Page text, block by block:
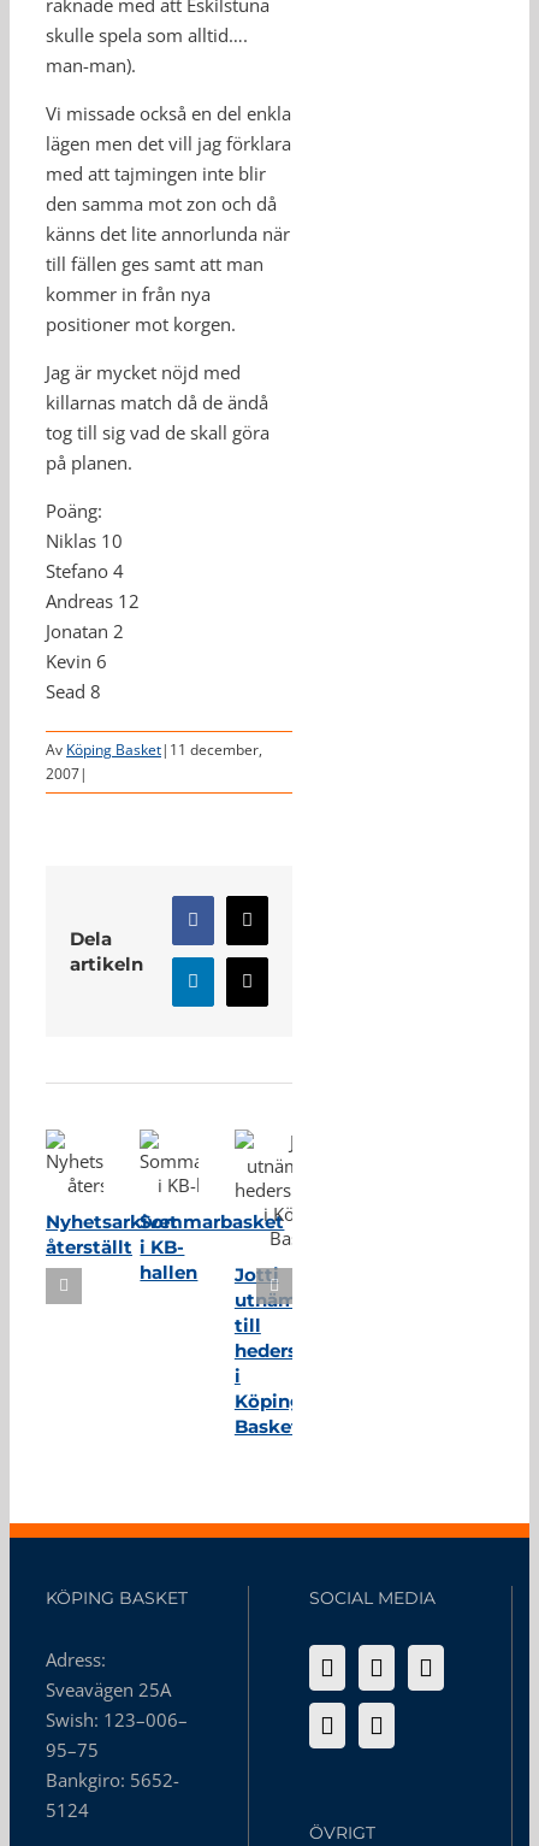
räknade med att Eskilstuna
skulle spela som alltid….
man-man).
Vi missade också en del enkla
lägen men det vill jag förklara
med att tajmingen inte blir
den samma mot zon och då
känns det lite annorlunda när
till fällen ges samt att man
kommer in från nya
positioner mot korgen.
Jag är mycket nöjd med
killarnas match då de ändå
tog till sig vad de skall göra
på planen.
Poäng:
Niklas 10
Stefano 4
Andreas 12
Jonatan 2
Kevin 6
Sead 8
Av Köping Basket| 11 december,
2007|
Dela
artikeln
Facebook
X
LinkedInE-
post
Nyhetsarkivet
återställt
Sommarbasket
i KB-
hallen
Jotti
utnämnd
till
hedersmedlem
i
Köping
Basket
KÖPING BASKET
Adress:
Sveavägen 25A
Swish: 123–006–
95–75
Bankgiro: 5652-
5124
SOCIAL MEDIA
ÖVRIGT